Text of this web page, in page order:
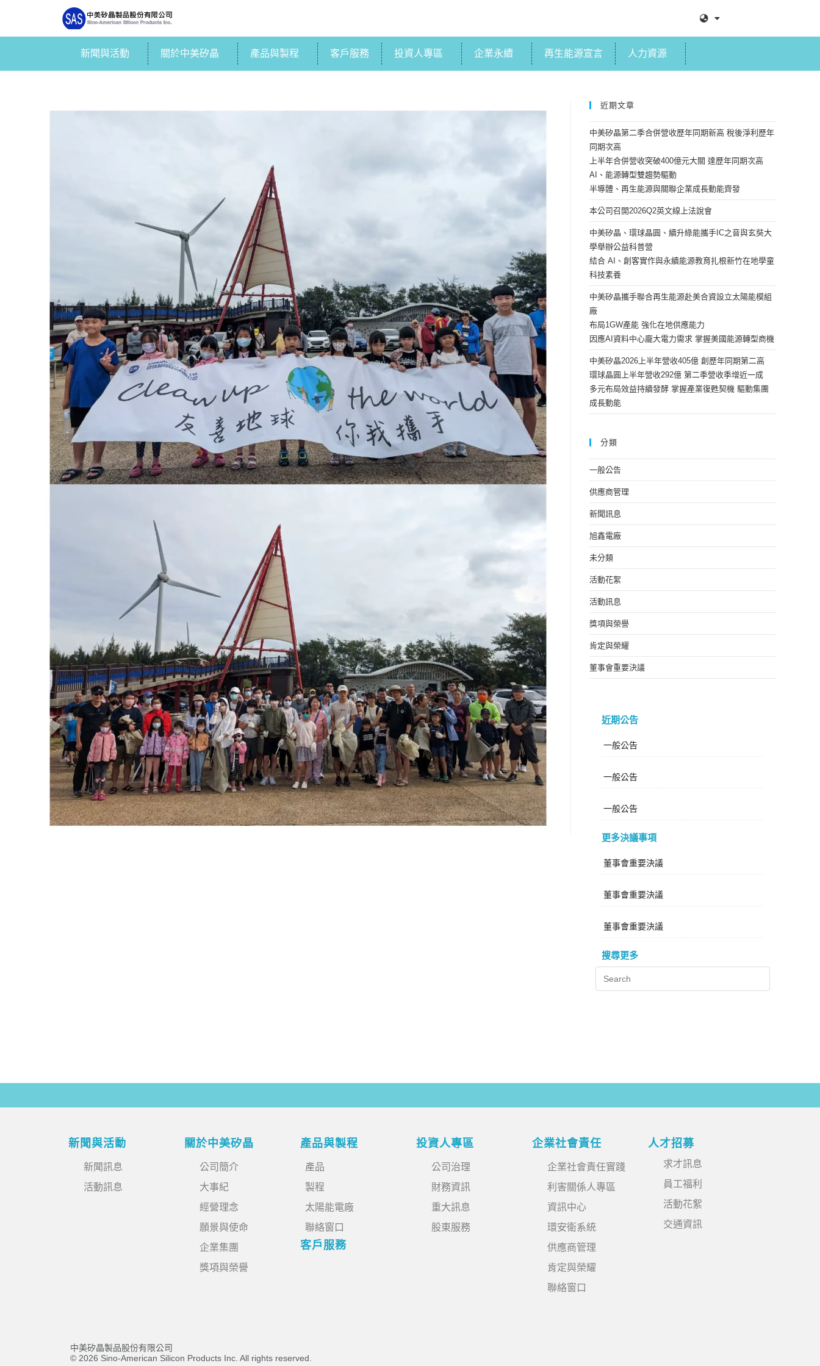
新聞與活動 關於中美矽晶 產品與製程 客戶服務 投資人專區 企業永續 再生能源宣言 人力資源
近期文章
中美矽晶第二季合併營收歷年同期新高 稅後淨利歷年
同期次高
上半年合併營收突破400億元大關 達歷年同期次高
AI、能源轉型雙趨勢驅動
半導體、再生能源與關聯企業成長動能齊發
本公司召開2026Q2英文線上法說會
中美矽晶、環球晶圓、續升綠能攜手IC之音與玄奘大
學舉辦公益科普營
結合 AI、創客實作與永續能源教育扎根新竹在地學童
科技素養
中美矽晶攜手聯合再生能源赴美合資設立太陽能模組
廠
布局1GW產能 強化在地供應能力
因應AI資料中心龐大電力需求 掌握美國能源轉型商機
中美矽晶2026上半年營收405億 創歷年同期第二高
環球晶圓上半年營收292億 第二季營收季增近一成
多元布局效益持續發酵 掌握產業復甦契機 驅動集團
成長動能
分類
一般公告
供應商管理
新聞訊息
旭鑫電廠
未分類
活動花絮
活動訊息
獎項與榮譽
肯定與榮耀
董事會重要決議
近期公告
一般公告
一般公告
一般公告
更多決議事項
董事會重要決議
董事會重要決議
董事會重要決議
搜尋更多
新聞與活動
新聞訊息
活動訊息
關於中美矽晶
公司簡介
大事紀
經營理念
願景與使命
企業集團
獎項與榮譽
產品與製程
產品
製程
太陽能電廠
聯絡窗口
客戶服務
投資人專區
公司治理
財務資訊
重大訊息
股東服務
企業社會責任
企業社會責任實踐
利害關係人專區
資訊中心
環安衛系統
供應商管理
肯定與榮耀
聯絡窗口
人才招募
求才訊息
員工福利
活動花絮
交通資訊
中美矽晶製品股份有限公司
© 2026 Sino-American Silicon Products Inc. All rights reserved.